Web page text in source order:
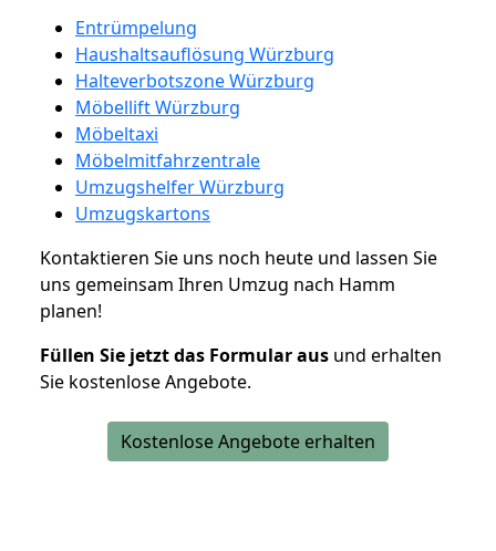
Entrümpelung
Haushaltsauflösung Würzburg
Halteverbotszone Würzburg
Möbellift Würzburg
Möbeltaxi
Möbelmitfahrzentrale
Umzugshelfer Würzburg
Umzugskartons
Kontaktieren Sie uns noch heute und lassen Sie
uns gemeinsam Ihren Umzug nach Hamm
planen!
Füllen Sie jetzt das Formular aus und erhalten
Sie kostenlose Angebote.
Kostenlose Angebote erhalten